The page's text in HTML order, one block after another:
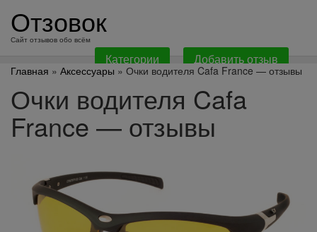
содержанию
Отзовок
Сайт отзывов обо всём
Категории Добавить отзыв
Главная » Аксессуары » Очки водителя Cafa France — отзывы
Очки водителя Cafa
France — отзывы